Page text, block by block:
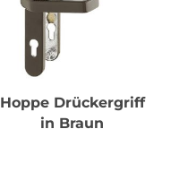
Hoppe Drückergriff
in Braun